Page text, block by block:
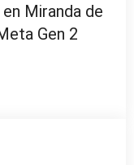
Miranda de
Gen 2